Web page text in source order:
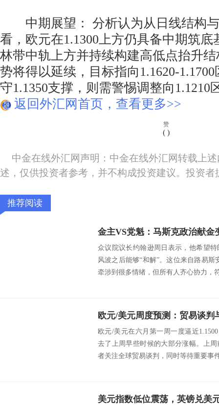
中期展望： 分析认为从日线结构与
看，欧元在1.1300上方仍具备中期筑
林带中轨上方并持续构建高低点抬升
势将得以延续，目标指向1.1620-
守1.1350支撑，则需警惕调整向1.1210
返回外汇网首页，查看更多>>
赞
( )
中金在线外汇网声明：中金在线外汇网转载上
述，仅供投资者参考，并不构成投资建议。投资
推荐阅读
众议院议长约翰逊周日表示，他希望
风波之后能够“和解”。这位来自路易
牵涉到很多情绪，但所有人齐心协力，
欧元/美元周度预测：贸易谈判
欧元/美元在六月第一周一度逼近
去了上周早些时候的大部分涨幅。上
者关注全球贸易谈判，同时等待重要事
美元指数低位震荡，英镑兑美